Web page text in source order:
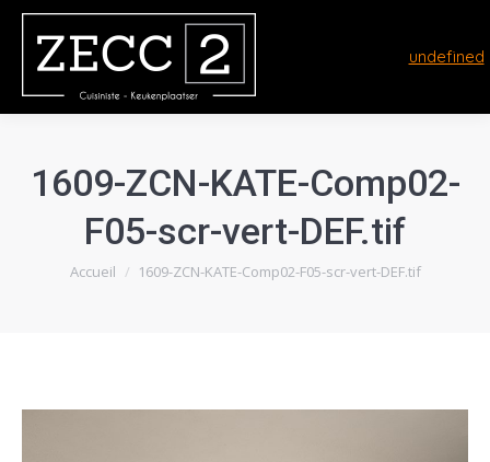
undefined
1609-ZCN-KATE-Comp02-
F05-scr-vert-DEF.tif
Vous êtes ici :
Accueil 1609-ZCN-KATE-Comp02-F05-scr-vert-DEF.tif